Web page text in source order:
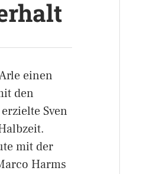
einen
den
Sven
mit der
Harms